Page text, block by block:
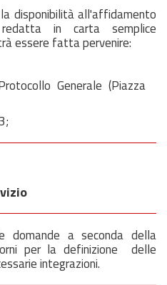
disponibilità all'affidamento
in carta semplice
essere fatta pervenire:
Generale (Piazza
domande a seconda della
per la definizione delle
integrazioni.